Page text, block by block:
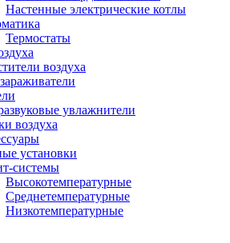
Настенные электрические котлы
Термостаты
воздуха
увлажнители
воздуха
установки
системы
Высокотемпературные
Среднетемпературные
Низкотемпературные